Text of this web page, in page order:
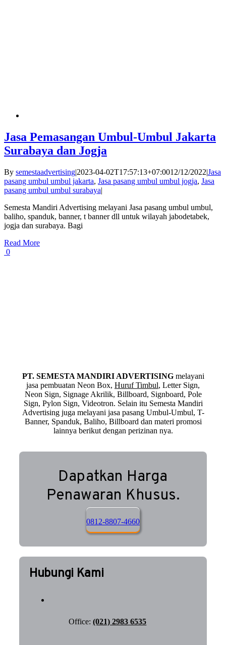
Jasa Pemasangan Umbul-Umbul Jakarta
Surabaya dan Jogja
By semestaadvertising|2023-04-02T17:57:13+07:0012/12/2022|Jasa
pasang umbul umbul jakarta, Jasa pasang umbul umbul jogja, Jasa
pasang umbul umbul surabaya|
Semesta Mandiri Advertising melayani Jasa pasang umbul umbul,
baliho, spanduk, banner, t banner dll untuk wilayah jabodetabek,
jogja dan surabaya. Bagi
Read More
0
PT. SEMESTA MANDIRI ADVERTISINGmelayani
jasa pembuatan Neon Box, Huruf Timbul, Letter Sign,
Neon Sign, Signage Akrilik, Billboard, Signboard, Pole
Sign, Pylon Sign, Videotron. Selain itu Semesta Mandiri
Advertising juga melayani jasa pasang Umbul-Umbul, T-
Banner, Spanduk, Baliho, Billboard dan materi promosi
lainnya berikut dengan perizinan nya.
Dapatkan Harga
Penawaran Khusus.
0812-8807-4660
Hubungi Kami
Office:(021) 2983 6535